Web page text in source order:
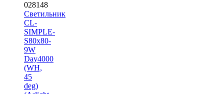
028148
Светильник
CL-
SIMPLE-
S80x80-
9W
Day4000
(WH,
45
deg)